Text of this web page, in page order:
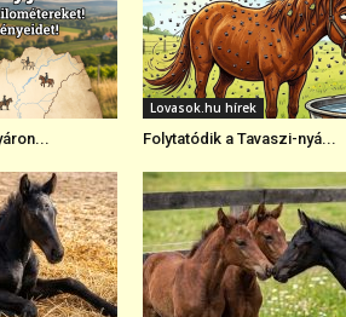
Lovasok.hu hírek
Folytatódik a Tavaszi-nyá...